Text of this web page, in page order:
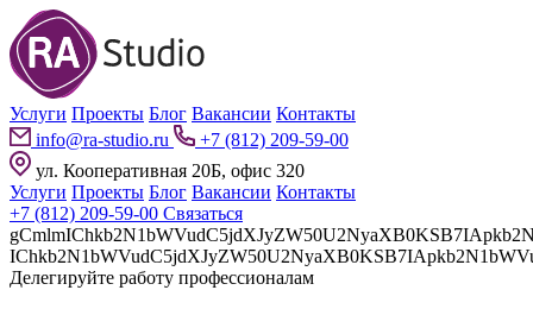
Услуги Проекты Блог Вакансии Контакты
info@ra-studio.ru
+7 (812) 209-59-00
ул. Кооперативная 20Б, офис 320
Услуги Проекты Блог Вакансии Контакты
+7 (812) 209-59-00 Связаться
Делегируйте работу профессионалам